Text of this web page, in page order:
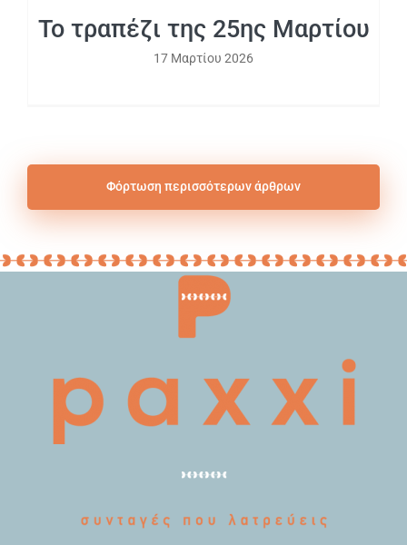
Το τραπέζι της 25ης Μαρτίου
17 Μαρτίου 2026
Φόρτωση περισσότερων άρθρων